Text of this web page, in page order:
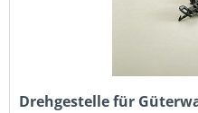
Drehgestelle für